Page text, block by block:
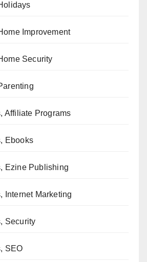
Improvement
Security
Affiliate Programs
Ebooks
Ezine Publishing
Internet Marketing
Security
SEO